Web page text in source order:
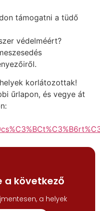
támogatni a tüdő
védelméért?
korlátozottak!
űrlapon, és vegye át
a következő
a helyek